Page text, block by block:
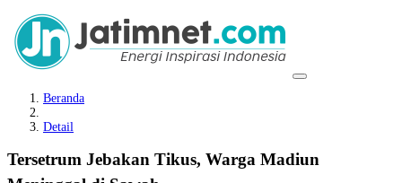
Beranda
Detail
Tersetrum Jebakan Tikus, Warga Madiun